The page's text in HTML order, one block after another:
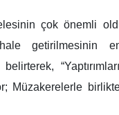
çok önemli
hale getirilmesinin
Müzakerelerle